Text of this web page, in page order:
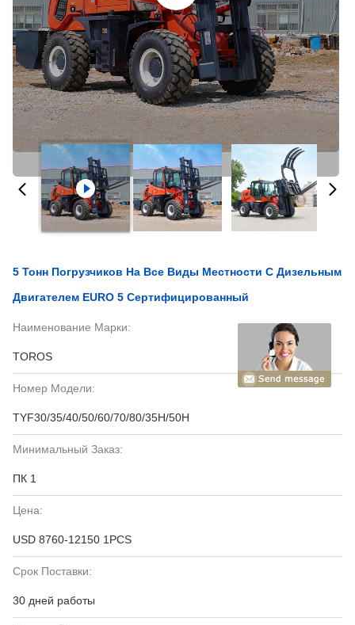
5 Тонн Погрузчиков На Все Виды Местности С Дизельным
Двигателем EURO 5 Сертифицированный
Наименование Марки:
TOROS
Номер Модели:
TYF30/35/40/50/60/70/80/35H/50H
Минимальный Заказ:
ПК 1
Цена:
USD 8760-12150 1PCS
Срок Поставки:
30 дней работы